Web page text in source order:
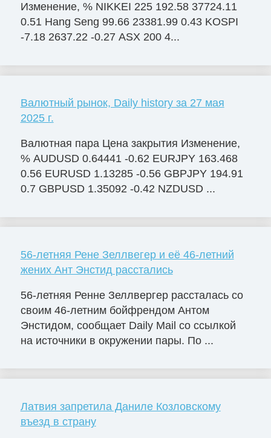
Изменение, % NIKKEI 225 192.58 37724.11
0.51 Hang Seng 99.66 23381.99 0.43 KOSPI
-7.18 2637.22 -0.27 ASX 200 4...
Валютный рынок, Daily history за 27 мая
2025 г.
Валютная пара Цена закрытия Изменение,
% AUDUSD 0.64441 -0.62 EURJPY 163.468
0.56 EURUSD 1.13285 -0.56 GBPJPY 194.91
0.7 GBPUSD 1.35092 -0.42 NZDUSD ...
56-летняя Рене Зеллвегер и её 46-летний
жених Ант Энстид расстались
56-летняя Ренне Зеллвергер рассталась со
своим 46-летним бойфрендом Антом
Энстидом, сообщает Daily Mail со ссылкой
на источники в окружении пары. По ...
Латвия запретила Даниле Козловскому
въезд в страну